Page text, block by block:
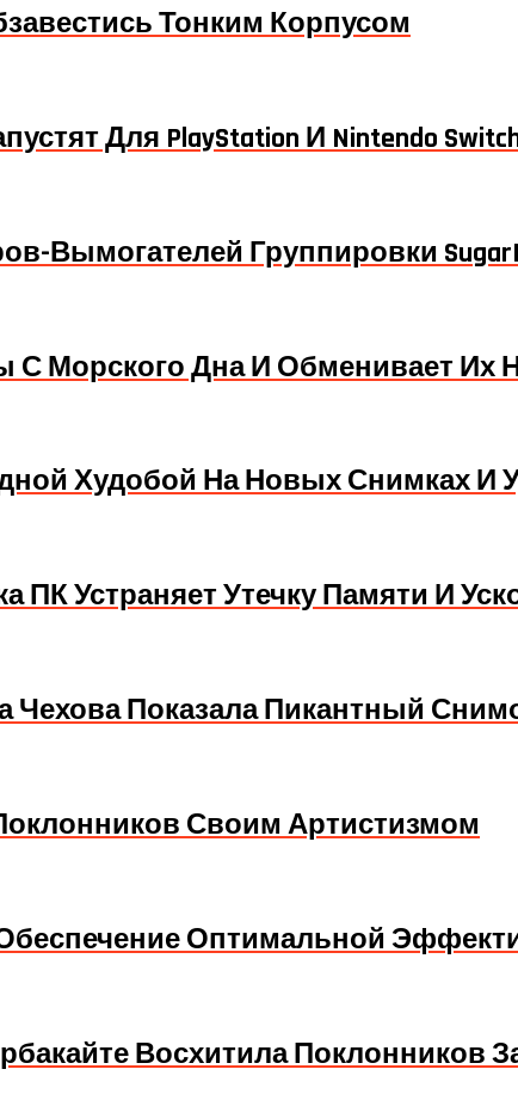
Тонким Корпусом
Для PlayStation И Nintendo
Вымогателей Группировки
Морского Дна И Обменивает Их
Худобой На Новых Снимках И
ПК Устраняет Утечку Памяти И
Чехова Показала Пикантный
Своим Артистизмом
Оптимальной
Восхитила Поклонников